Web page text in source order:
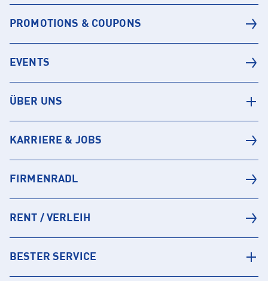
PROMOTIONS & COUPONS
EVENTS
ÜBER UNS
KARRIERE & JOBS
FIRMENRADL
RENT / VERLEIH
BESTER SERVICE